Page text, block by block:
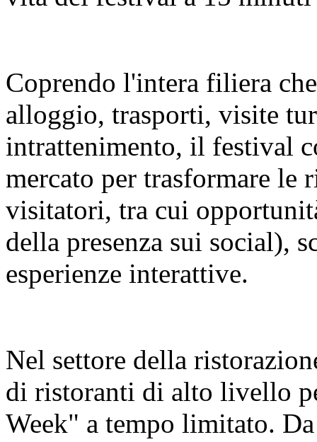
Coprendo l'intera filiera
alloggio, trasporti, visite
intrattenimento, il festival
mercato per trasformare le
visitatori, tra cui
della presenza sui social),
esperienze interattive.
Nel settore della
di ristoranti di alto livello
Week" a tempo limitato.